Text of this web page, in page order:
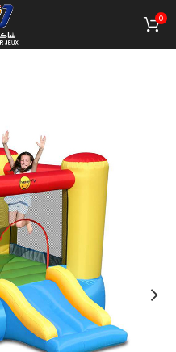
0